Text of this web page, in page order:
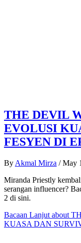
THE DEVIL
EVOLUSI
FESYEN DI
By Akmal Mirza / May
Miranda Priestly
serangan influencer?
2 di sini.
Bacaan Lanjut about
KUASA DAN